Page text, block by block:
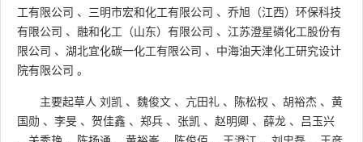
工有限公司 、 三明市宏和化工有限公司 、 乔旭（江西）环保科技
有限公司 、 融和化工（山东）有限公司 、 江苏澄星磷化工股份有
限公司 、 湖北宜化碳一化工有限公司 、 中海油天津化工研究设计
院有限公司 。
主要起草人 刘凯 、 魏俊文 、 亢田礼 、 陈松权 、 胡裕杰 、 黄
国勋 、 李旻 、 贺佳鑫 、 郑兵 、 张凯 、 赵明卿 、 薛龙 、 吕玉兴